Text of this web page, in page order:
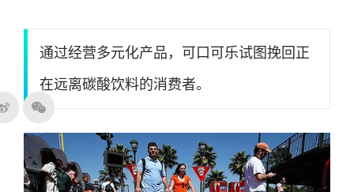
通过经营多元化产品，可口可乐试图挽回正
在远离碳酸饮料的消费者。